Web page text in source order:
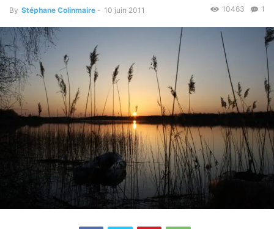
By Stéphane Colinmaire - 10 juin 2011 1
10463